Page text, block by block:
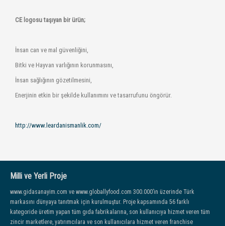
CE logosu taşıyan bir ürün;
İnsan can ve mal güvenliğini,
Bitki ve Hayvan varlığının korunmasını,
İnsan sağlığının gözetilmesini,
Enerjinin etkin bir şekilde kullanımını ve tasarrufunu öngörür.
http://www.leardanismanlik.com/
Milli ve Yerli Proje
www.gidasanayim.com ve www.globallyfood.com 300.000’in üzerinde Türk
markasını dünyaya tanıtmak için kurulmuştur. Proje kapsamında 56 farklı
kategoride üretim yapan tüm gıda fabrikalarına, son kullanıcıya hizmet veren tüm
zincir marketlere, yatırımcılara ve son kullanıcılara hizmet veren franchise